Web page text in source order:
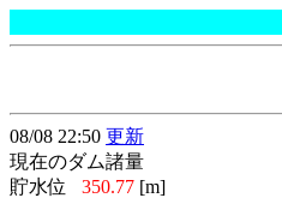
08/08 22:50 更新
現在のダム諸量
貯水位
350.77 [m]